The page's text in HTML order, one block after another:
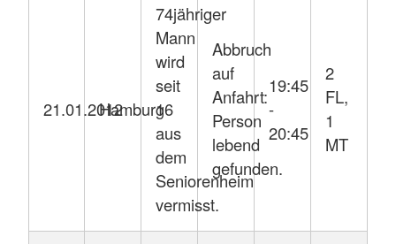
21.01.2012Hamburg
74jähriger
Mann
wird
seit
16
aus
dem
Seniorenheim
vermisst.
Abbruch
auf
Anfahrt:
Person
lebend
gefunden.
19:45
-
20:45
2
FL,
1
MT